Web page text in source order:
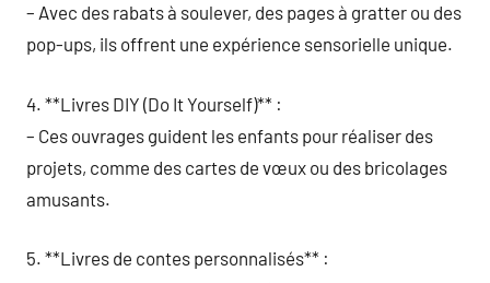
– Avec des rabats à soulever, des pages à gratter ou des
pop-ups, ils offrent une expérience sensorielle unique.
4. **Livres DIY (Do It Yourself)** :
– Ces ouvrages guident les enfants pour réaliser des
projets, comme des cartes de vœux ou des bricolages
amusants.
5. **Livres de contes personnalisés** :